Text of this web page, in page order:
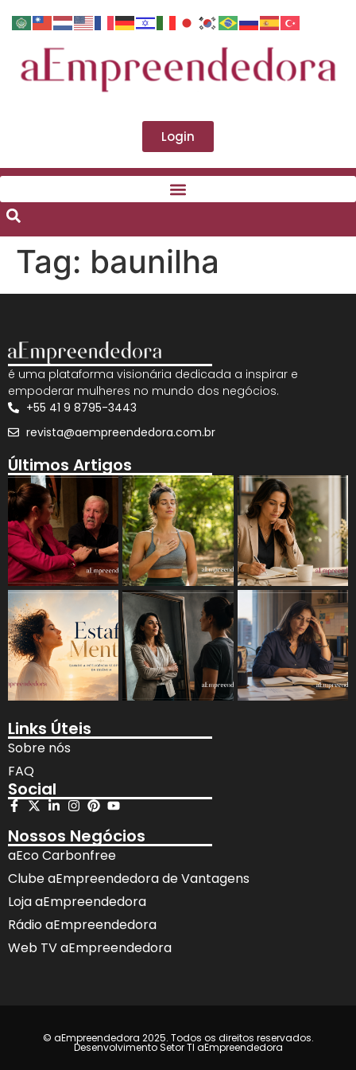
Login
Tag: baunilha
é uma plataforma visionária dedicada a inspirar e
empoderar mulheres no mundo dos negócios.
+55 41 9 8795-3443
revista@aempreendedora.com.br
Últimos Artigos
Links Úteis
Sobre nós
FAQ
Social
Nossos Negócios
aEco Carbonfree
Clube aEmpreendedora de Vantagens
Loja aEmpreendedora
Rádio aEmpreendedora
Web TV aEmpreendedora
© aEmpreendedora 2025. Todos os direitos reservados.
Desenvolvimento Setor TI aEmpreendedora